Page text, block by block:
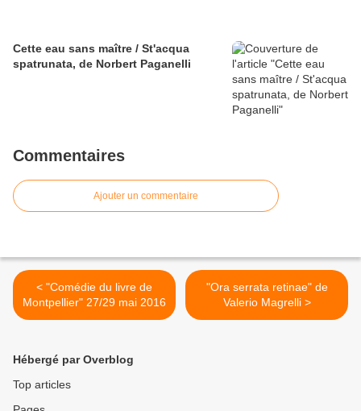
Cette eau sans maître / St'acqua
spatrunata, de Norbert Paganelli
Commentaires
Ajouter un commentaire
< "Comédie du livre de
Montpellier" 27/29 mai 2016
"Ora serrata retinae" de
Valerio Magrelli >
Hébergé par Overblog
Top articles